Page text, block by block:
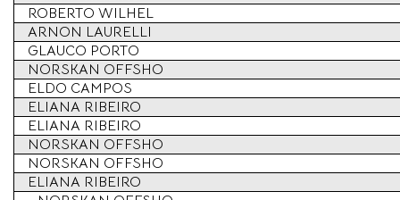
ROBERTO WILHEL
ARNON LAURELLI
GLAUCO PORTO
NORSKAN OFFSHO
ELDO CAMPOS
ELIANA RIBEIRO
ELIANA RIBEIRO
NORSKAN OFFSHO
NORSKAN OFFSHO
ELIANA RIBEIRO